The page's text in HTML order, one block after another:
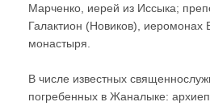
Марченко, иерей из Иссыка;
Галактион (Новиков), иеромонах
монастыря.
В числе известных
погребенных в Жаналыке: